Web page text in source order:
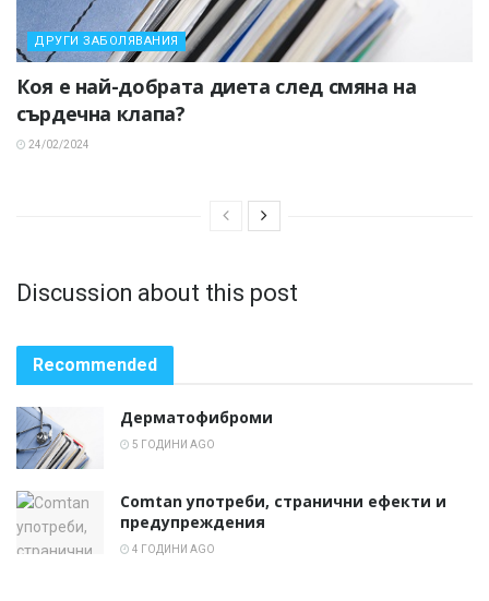
ДРУГИ ЗАБОЛЯВАНИЯ
Коя е най-добрата диета след смяна на
сърдечна клапа?
24/02/2024
Discussion about this post
Recommended
Дерматофиброми
5 ГОДИНИ AGO
Comtan употреби, странични ефекти и
предупреждения
4 ГОДИНИ AGO